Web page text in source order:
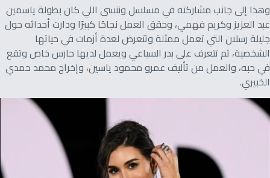
وهذا إلى جانب مشاركته في مسلسل وننسى اللي كان بطولة ياسمين
عبد العزيز وكريم فهمي، وحقق العمل نجاحًا كبيرًا ودارت أحداثه حول
جليلة رسلان التي تعمل ممثلة وتتعرض لعدة أزمات في حياتها
الشخصية، ثم تتعرف على بدر السباعي ويعمل لديها حارس خاص وتقع
في حبه، والعمل من تأليف عمرو محمود ياسين، وإخراج محمد حمدي
الخبيري.